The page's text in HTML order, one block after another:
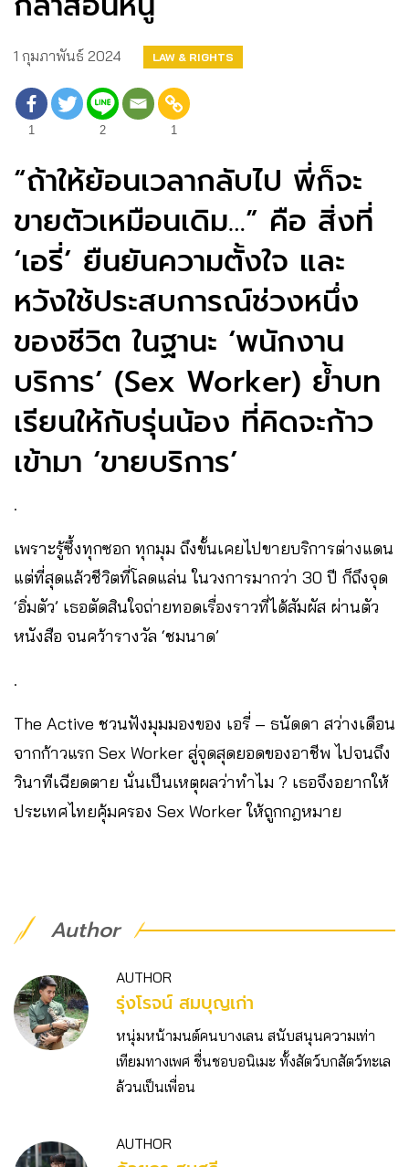
1 กุมภาพันธ์ 2024 LAW & RIGHTS
1 2 1
“ถ้าให้ย้อนเวลากลับไป พี่ก็จะ
ขายตัวเหมือนเดิม…” คือ สิ่งที่
‘เอรี่’ ยืนยันความตั้งใจ และ
หวังใช้ประสบการณ์ช่วงหนึ่ง
ของชีวิต ในฐานะ ‘พนักงาน
บริการ’ (Sex Worker) ย้ำบท
เรียนให้กับรุ่นน้อง ที่คิดจะก้าว
เข้ามา ‘ขายบริการ’
.
เพราะรู้ซึ้งทุกซอก ทุกมุม ถึงขั้นเคยไปขายบริการต่างแดน
แต่ที่สุดแล้วชีวิตที่โลดแล่น ในวงการมากว่า 30 ปี ก็ถึงจุด
‘อิ่มตัว’ เธอตัดสินใจถ่ายทอดเรื่องราวที่ได้สัมผัส ผ่านตัว
หนังสือ จนคว้ารางวัล ‘ชมนาด’
.
The Active ชวนฟังมุมมองของ เอรี่ – ธนัดดา สว่างเดือน
จากก้าวแรก Sex Worker สู่จุดสุดยอดของอาชีพ ไปจนถึง
วินาทีเฉียดตาย นั่นเป็นเหตุผลว่าทำไม ? เธอจึงอยากให้
ประเทศไทยคุ้มครอง Sex Worker ให้ถูกกฎหมาย
Author
AUTHOR
รุ่งโรจน์ สมบุญเก่า
หนุ่มหน้ามนต์คนบางเลน สนับสนุนความเท่า
เทียมทางเพศ ชื่นชอบอนิเมะ ทั้งสัตว์บกสัตว์ทะเล
ล้วนเป็นเพื่อน
AUTHOR